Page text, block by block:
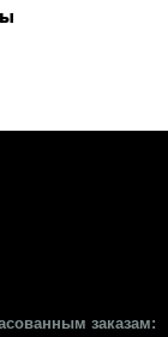
заказам: